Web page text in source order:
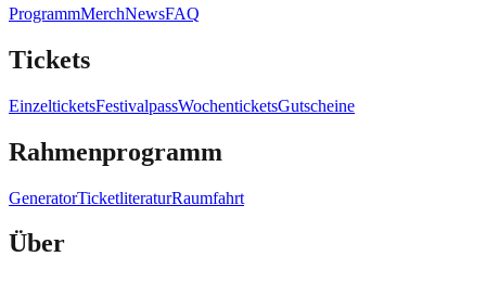
ProgrammMerchNewsFAQ
Tickets
EinzelticketsFestivalpassWochenticketsGutscheine
Rahmenprogramm
GeneratorTicketliteraturRaumfahrt
Über